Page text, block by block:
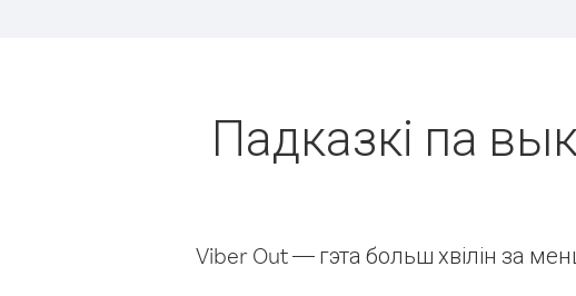
Падказкі па
Viber Out — гэта больш хвілін за